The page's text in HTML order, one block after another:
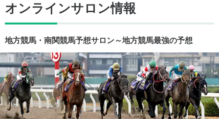
オンラインサロン情報
地方競馬・南関競馬予想サロン～地方競馬最強の予想